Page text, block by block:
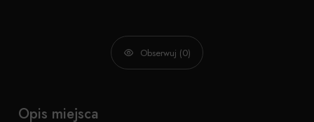
Obserwuj (0)
Opis miejsca